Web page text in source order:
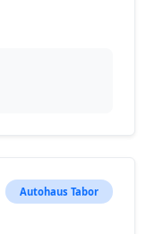
Autohaus Tabor